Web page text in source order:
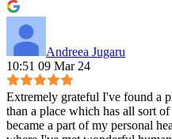
Andreea Jugaru
10:51 09 Mar 24
Extremely grateful I've found a
than a place which has all sort
became a part of my personal